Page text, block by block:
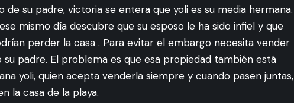
de su padre, victoria se entera que yoli es su media hermana.
mismo día descubre que su esposo le ha sido infiel y que
perder la casa . Para evitar el embargo necesita vender
su padre. El problema es que esa propiedad también está
yoli, quien acepta venderla siempre y cuando pasen juntas,
la casa de la playa.